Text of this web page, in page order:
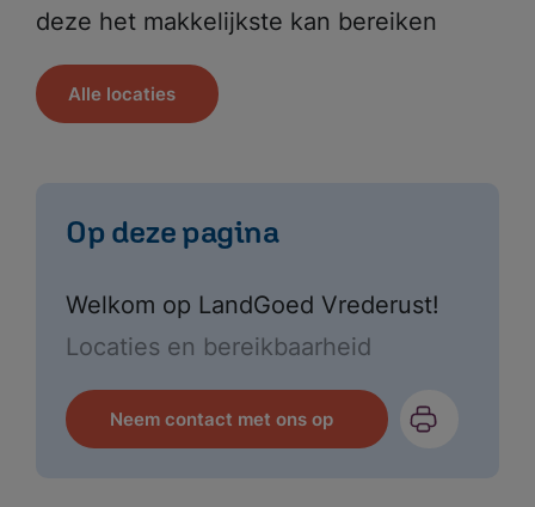
deze het makkelijkste kan bereiken
Alle locaties
Op deze pagina
Welkom op LandGoed Vrederust!
Locaties en bereikbaarheid
Neem contact met ons op